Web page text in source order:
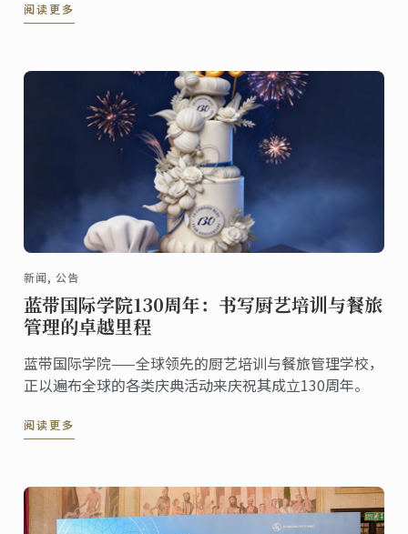
阅读更多
新闻, 公告
蓝带国际学院130周年：书写厨艺培训与餐旅
管理的卓越里程
蓝带国际学院——全球领先的厨艺培训与餐旅管理学校，
正以遍布全球的各类庆典活动来庆祝其成立130周年。
阅读更多